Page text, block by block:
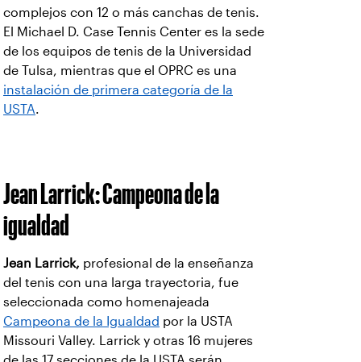
Jean Larrick: Campeona de la
igualdad
Jean Larrick,
profesional de la enseñanza
de las 17 secciones de la USTA serán
reconocidas por su liderazgo y sus
esfuerzos pioneros el 4 de septiembre,
antes de los partidos de semifinales
femeninas del US Open.
Larrick, quien capacitó a jugadores de
todos los orígenes y habilidades en
Springfield, Missouri durante los últimos